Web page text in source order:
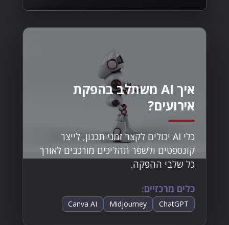
איך AI משתלב בהפקת
אירועים?
כלי AI יכולים לקצר זמני תכנון, לייצר
קונספטים ולשפר תהליכים מורכבים לאורך
כל שלבי ההפקה.
כלים מרכזיים:
ChatGPT
Midjourney
Canva AI